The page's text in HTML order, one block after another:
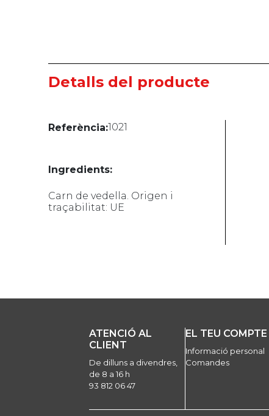
Detalls del producte
Referència:1021
Ingredients:
Carn de vedella. Origen i
traçabilitat: UE
ATENCIÓ AL
CLIENT
De dilluns a divendres,
de 8 a 16 h
93 812 06 47
EL TEU COMPTE
Informació personal
Comandes